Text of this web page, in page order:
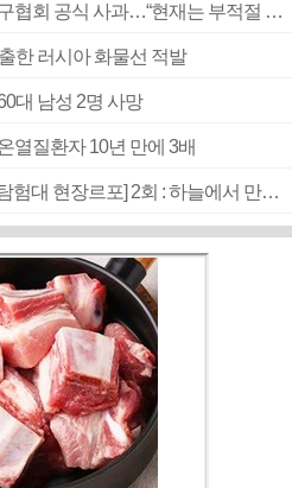
[속보] ‘심판 성접대’ 논란 축구협회 공식 사과…“현재는 부적절 행위 없어”
한 러시아 화물선 적발
대 남성 2명 사망
열질환자 10년 만에 3배
[2026 부산청소년극지체험탐험대 현장르포] 2회 : 하늘에서 만난 얼음의 나라